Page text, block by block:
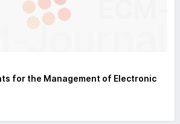
for the Management of Electronic